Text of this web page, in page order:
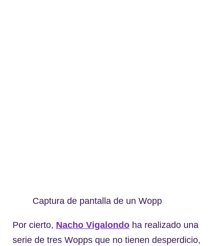
Captura de pantalla de un Wopp
Por cierto, Nacho Vigalondo ha realizado una
serie de tres Wopps que no tienen desperdicio,